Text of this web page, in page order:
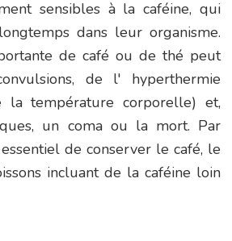
sensibles à la caféine, qui
dans leur organisme.
de café ou de thé peut
de l' hyperthermie
la température corporelle) et,
un coma ou la mort. Par
de conserver le café, le
incluant de la caféine loin